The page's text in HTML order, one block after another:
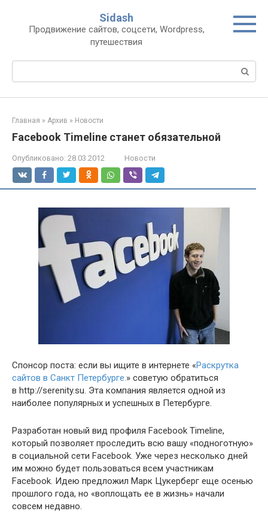
контенту
Sidash
Продвижение сайтов, соцсети, Wordpress,
путешествия
Главная » Архив » Новости
Facebook Timeline станет обязательной
Опубликовано: 28.03.2012 Новости
Спонсор поста: если вы ищите в интернете «Раскрутка
сайтов в Санкт Петербурге.» советую обратиться
в http://serenity.su. Эта компания является одной из
наиболее популярных и успешных в Петербурге.
Разработан новый вид профиля Facebook Timeline,
который позволяет проследить всю вашу «подноготную»
в социальной сети Facebook. Уже через несколько дней
им можно будет пользоваться всем участникам
Facebook. Идею предложил Марк Цукерберг еще осенью
прошлого года, но «воплощать ее в жизнь» начали
совсем недавно.